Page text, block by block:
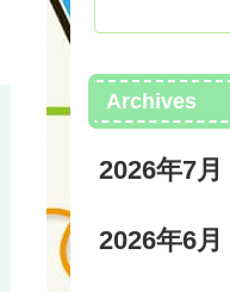
Archives
2026年7月
2026年6月